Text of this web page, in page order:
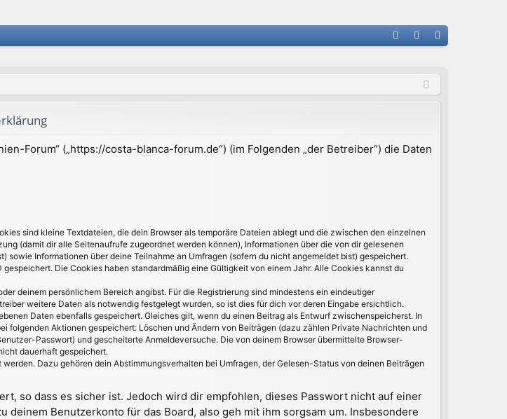
ist
Forum“ („https://costa-blanca-forum.de“) (im Folgenden „der Betreiber“) die Daten
sind kleine Textdateien, die dein Browser als temporäre Dateien ablegt und die zwischen den einzelnen
(damit dir alle Seitenaufrufe zugeordnet werden können), Informationen über die von dir gelesenen
Informationen über deine Teilnahme an Umfragen (sofern du nicht angemeldet bist) gespeichert.
Die Cookies haben standardmäßig eine Gültigkeit von einem Jahr. Alle Cookies kannst du
deinem persönlichem Bereich angibst. Für die Registrierung sind mindestens ein eindeutiger
weitere Daten als notwendig festgelegt wurden, so ist dies für dich vor deren Eingabe ersichtlich.
Daten ebenfalls gespeichert. Gleiches gilt, wenn du einen Beitrag als Entwurf zwischenspeicherst. In
folgenden Aktionen gespeichert: Löschen und Ändern von Beiträgen (dazu zählen Private Nachrichten und
Passwort) und gescheiterte Anmeldeversuche. Die von deinem Browser übermittelte Browser-
dauerhaft gespeichert.
Dazu gehören dein Abstimmungsverhalten bei Umfragen, der Gelesen-Status von deinen Beiträgen
so dass es sicher ist. Jedoch wird dir empfohlen, dieses Passwort nicht auf einer
Benutzerkonto für das Board, also geh mit ihm sorgsam um. Insbesondere